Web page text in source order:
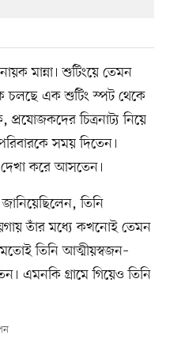
মান্না। শুটিংয়ে তেমন
চলছে এক শুটিং স্পট থেকে
চিত্রনাট্য নিয়ে
সময় দিতেন।
দেখা করে আসতেন।
তিনি
তাঁর মধ্যে কখনোই তেমন
তিনি আত্মীয়স্বজন–
এমনকি গ্রামে গিয়েও তিনি